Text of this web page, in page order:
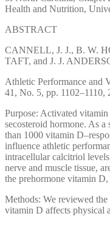
Health and Nutrition,
ABSTRACT
CANNELL, J. J., B. W.
TAFT, and J. J.
Athletic Performance and
41, No. 5, pp. 1102–1110,
Purpose: Activated
secosteroid hormone. As
than 1000 vitamin
influence athletic
intracellular calcitriol
nerve and muscle tissue,
the prehormone vitamin D,
Methods: We reviewed
vitamin D affects physical